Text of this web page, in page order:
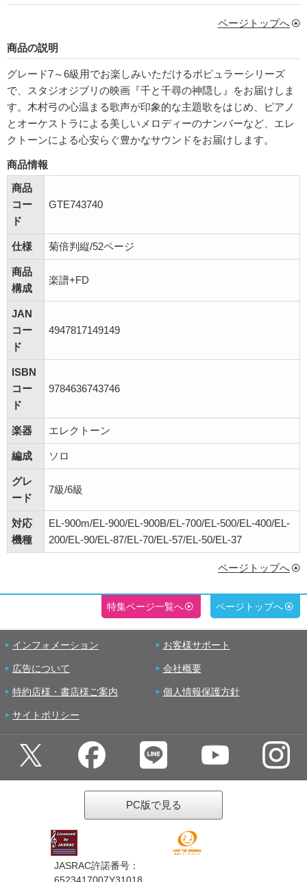
ページトップへ
商品の説明
グレード7～6級用でお楽しみいただけるポピュラーシリーズ
で、スタジオジブリの映画『千と千尋の神隠し』をお届けしま
す。木村弓の心温まる歌声が印象的な主題歌をはじめ、ピアノ
とオーケストラによる美しいメロディーのナンバーなど、エレ
クトーンによる心安らぐ豊かなサウンドをお届けします。
商品情報
商品
コー
ド
GTE743740
仕様 菊倍判縦/52ページ
商品
構成
楽譜+FD
JAN
コー
ド
4947817149149
ISBN
コー
ド
9784636743746
楽器 エレクトーン
編成 ソロ
グレ
ード
7級/6級
対応
機種
EL-900m/EL-900/EL-900B/EL-700/EL-500/EL-400/EL-
200/EL-90/EL-87/EL-70/EL-57/EL-50/EL-37
ページトップへ
特集ページ一覧へ ページトップへ
インフォメーション お客様サポート
広告について 会社概要
特約店様・書店様ご案内 個人情報保護方針
サイトポリシー
PC版で見る
JASRAC許諾番号：